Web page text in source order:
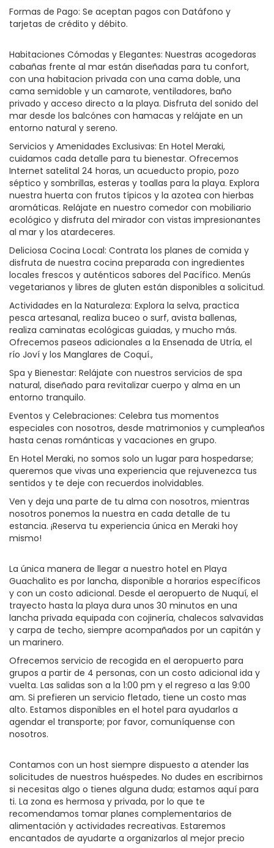
Formas de Pago: Se aceptan pagos con Datáfono y
tarjetas de crédito y débito.
Habitaciones Cómodas y Elegantes: Nuestras acogedoras
cabañas frente al mar están diseñadas para tu confort,
con una habitacion privada con una cama doble, una
cama semidoble y un camarote, ventiladores, baño
privado y acceso directo a la playa. Disfruta del sonido del
mar desde los balcónes con hamacas y relájate en un
entorno natural y sereno.
Servicios y Amenidades Exclusivas: En Hotel Meraki,
cuidamos cada detalle para tu bienestar. Ofrecemos
Internet satelital 24 horas, un acueducto propio, pozo
séptico y sombrillas, esteras y toallas para la playa. Explora
nuestra huerta con frutos típicos y la azotea con hierbas
aromáticas. Relájate en nuestro comedor con mobiliario
ecológico y disfruta del mirador con vistas impresionantes
al mar y los atardeceres.
Deliciosa Cocina Local: Contrata los planes de comida y
disfruta de nuestra cocina preparada con ingredientes
locales frescos y auténticos sabores del Pacífico. Menús
vegetarianos y libres de gluten están disponibles a solicitud.
Actividades en la Naturaleza: Explora la selva, practica
pesca artesanal, realiza buceo o surf, avista ballenas,
realiza caminatas ecológicas guiadas, y mucho más.
Ofrecemos paseos adicionales a la Ensenada de Utría, el
río Joví y los Manglares de Coquí.,
Spa y Bienestar: Relájate con nuestros servicios de spa
natural, diseñado para revitalizar cuerpo y alma en un
entorno tranquilo.
Eventos y Celebraciones: Celebra tus momentos
especiales con nosotros, desde matrimonios y cumpleaños
hasta cenas románticas y vacaciones en grupo.
En Hotel Meraki, no somos solo un lugar para hospedarse;
queremos que vivas una experiencia que rejuvenezca tus
sentidos y te deje con recuerdos inolvidables.
Ven y deja una parte de tu alma con nosotros, mientras
nosotros ponemos la nuestra en cada detalle de tu
estancia. ¡Reserva tu experiencia única en Meraki hoy
mismo!
La única manera de llegar a nuestro hotel en Playa
Guachalito es por lancha, disponible a horarios específicos
y con un costo adicional. Desde el aeropuerto de Nuquí, el
trayecto hasta la playa dura unos 30 minutos en una
lancha privada equipada con cojinería, chalecos salvavidas
y carpa de techo, siempre acompañados por un capitán y
un marinero.
Ofrecemos servicio de recogida en el aeropuerto para
grupos a partir de 4 personas, con un costo adicional ida y
vuelta. Las salidas son a la 1:00 pm y el regreso a las 9:00
am. Si prefieren un servicio fletado, tiene un costo mas
alto. Estamos disponibles en el hotel para ayudarlos a
agendar el transporte; por favor, comuníquense con
nosotros.
Contamos con un host siempre dispuesto a atender las
solicitudes de nuestros huéspedes. No dudes en escribirnos
si necesitas algo o tienes alguna duda; estamos aquí para
ti. La zona es hermosa y privada, por lo que te
recomendamos tomar planes complementarios de
alimentación y actividades recreativas. Estaremos
encantados de ayudarte a organizarlos al mejor precio